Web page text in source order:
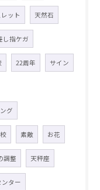
ット 天然石
し指ケガ
22周年 サイン
グ
素敵 お花
調整 天秤座
ター